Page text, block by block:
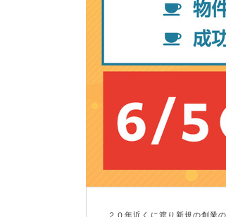
２０年近くに渡り新規の創業